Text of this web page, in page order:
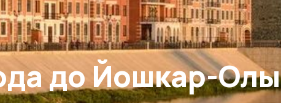
до Йошкар-Олы